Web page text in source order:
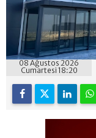
08 Ağustos 2026
Cumartesi 18:20